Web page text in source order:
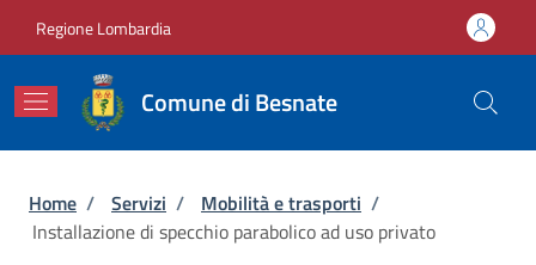
Regione Lombardia
Comune di Besnate
Briciole di pane
Home / Servizi / Mobilità e trasporti /
Installazione di specchio parabolico ad uso privato